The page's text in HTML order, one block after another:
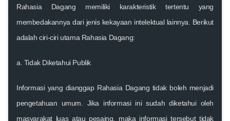
Rahasia Dagang memiliki karakteristik tertentu yang
membedakannya dari jenis kekayaan intelektual lainnya. Berikut
adalah ciri-ciri utama Rahasia Dagang:
a. Tidak Diketahui Publik
Informasi yang dianggap Rahasia Dagang tidak boleh menjadi
pengetahuan umum. Jika informasi ini sudah diketahui oleh
masyarakat luas atau pesaing, maka informasi tersebut tidak